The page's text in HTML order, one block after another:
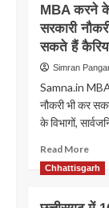
MBA करने
सरकारी
सकते हैं
Simran
Samna.in
नौकरी भी कर
के विभागों,
Read MoreRead
Chhattisgarh